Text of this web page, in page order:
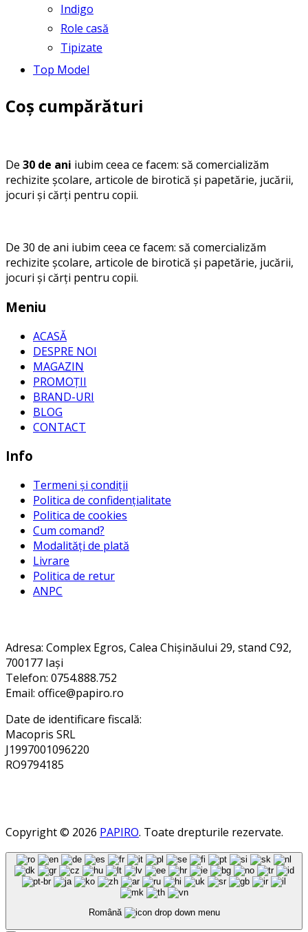
Indigo
Role casă
Tipizate
Top Model
Coș cumpărături
De 30 de ani iubim ceea ce facem: să comercializăm
rechizite școlare, articole de birotică și papetărie, jucării,
jocuri și cărți pentru copii.
De 30 de ani iubim ceea ce facem: să comercializăm
rechizite școlare, articole de birotică și papetărie, jucării,
jocuri și cărți pentru copii.
Meniu
ACASĂ
DESPRE NOI
MAGAZIN
PROMOȚII
BRAND-URI
BLOG
CONTACT
Info
Termeni și condiții
Politica de confidențialitate
Politica de cookies
Cum comand?
Modalități de plată
Livrare
Politica de retur
ANPC
Adresa: Complex Egros, Calea Chișinăului 29, stand C92,
700177 Iași
Telefon: 0754.888.752
Email: office@papiro.ro
Date de identificare fiscală:
Macopris SRL
J1997001096220
RO9794185
Copyright © 2026 PAPIRO. Toate drepturile rezervate.
Română